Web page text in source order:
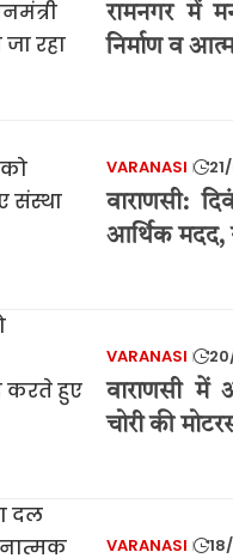
रामनगर में
निर्माण व
VARANASI
वाराणसी:
आर्थिक मदद,
VARANASI
वाराणसी में
चोरी की
VARANASI